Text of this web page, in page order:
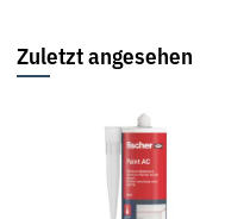
Zuletzt angesehen